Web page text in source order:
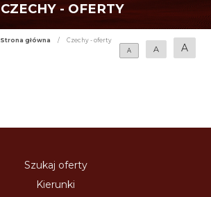
CZECHY - OFERTY
Strona główna /
Czechy - oferty
A
A A
Szukaj oferty
Kierunki